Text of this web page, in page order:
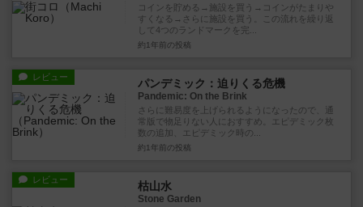
コインを貯める→施設を買う→コインがたまりや
すくなる→さらに施設を買う。この流れを繰り返
して4つのランドマークを完...
約1年前 の投稿
レビュー パンデミック：迫りくる危機
Pandemic: On the Brink
さらに難易度を上げられるようになったので、通
常版で物足りない人におすすめ。エピデミック枚
数の追加、エピデミック時の...
約1年前 の投稿
レビュー 枯山水
Stone Garden